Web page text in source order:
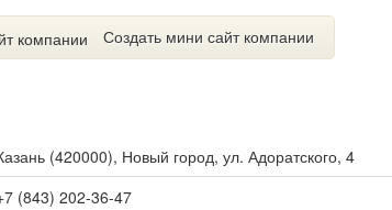
Создать мини сайт компании
(420000), Новый город, ул. Адоратского, 4
(843) 202-36-47